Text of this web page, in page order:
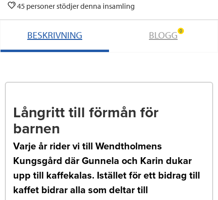
45 personer stödjer denna insamling
BESKRIVNING BLOGG 0
Långritt till förmån för
barnen
Varje år rider vi till Wendtholmens
Kungsgård där Gunnela och Karin dukar
upp till kaffekalas. Istället för ett bidrag till
kaffet bidrar alla som deltar till